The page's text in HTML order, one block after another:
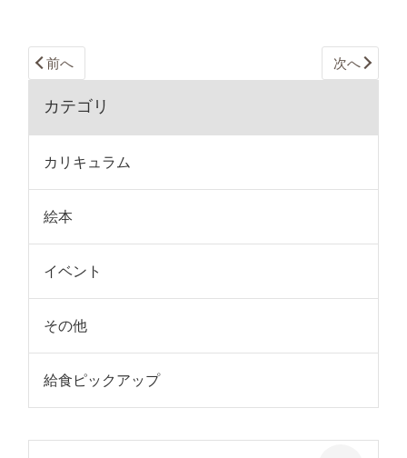
前へ 次へ
カテゴリ
カリキュラム
絵本
イベント
その他
給食ピックアップ